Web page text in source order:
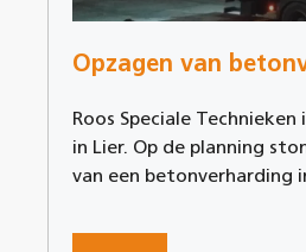
Roos Speciale
in Lier. Op de planning
van een betonverharding